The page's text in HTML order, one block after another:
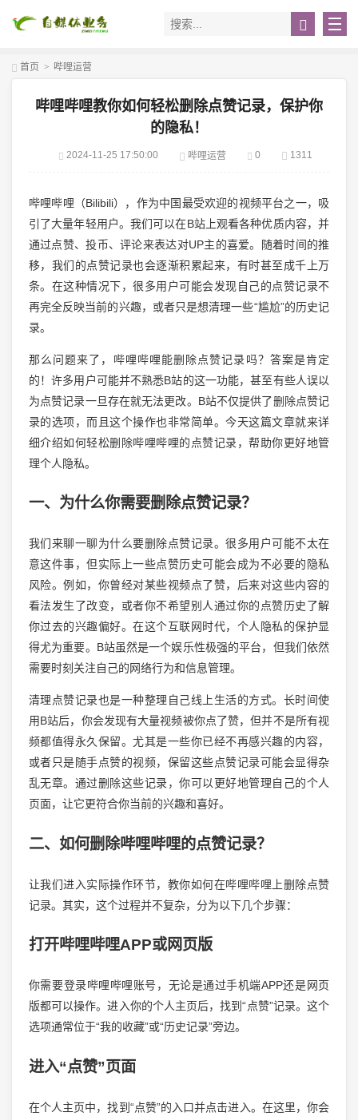
首页 > 哔哩运营
哔哩哔哩教你如何轻松删除点赞记录，保护你
的隐私！
2024-11-25 17:50:00 哔哩运营 0 1311
哔哩哔哩（Bilibili），作为中国最受欢迎的视频平台之一，吸
引了大量年轻用户。我们可以在B站上观看各种优质内容，并
通过点赞、投币、评论来表达对UP主的喜爱。随着时间的推
移，我们的点赞记录也会逐渐积累起来，有时甚至成千上万
条。在这种情况下，很多用户可能会发现自己的点赞记录不
再完全反映当前的兴趣，或者只是想清理一些“尴尬”的历史记
录。
那么问题来了，哔哩哔哩能删除点赞记录吗？答案是肯定
的！许多用户可能并不熟悉B站的这一功能，甚至有些人误以
为点赞记录一旦存在就无法更改。B站不仅提供了删除点赞记
录的选项，而且这个操作也非常简单。今天这篇文章就来详
细介绍如何轻松删除哔哩哔哩的点赞记录，帮助你更好地管
理个人隐私。
一、为什么你需要删除点赞记录？
我们来聊一聊为什么要删除点赞记录。很多用户可能不太在
意这件事，但实际上一些点赞历史可能会成为不必要的隐私
风险。例如，你曾经对某些视频点了赞，后来对这些内容的
看法发生了改变，或者你不希望别人通过你的点赞历史了解
你过去的兴趣偏好。在这个互联网时代，个人隐私的保护显
得尤为重要。B站虽然是一个娱乐性极强的平台，但我们依然
需要时刻关注自己的网络行为和信息管理。
清理点赞记录也是一种整理自己线上生活的方式。长时间使
用B站后，你会发现有大量视频被你点了赞，但并不是所有视
频都值得永久保留。尤其是一些你已经不再感兴趣的内容，
或者只是随手点赞的视频，保留这些点赞记录可能会显得杂
乱无章。通过删除这些记录，你可以更好地管理自己的个人
页面，让它更符合你当前的兴趣和喜好。
二、如何删除哔哩哔哩的点赞记录？
让我们进入实际操作环节，教你如何在哔哩哔哩上删除点赞
记录。其实，这个过程并不复杂，分为以下几个步骤：
打开哔哩哔哩APP或网页版
你需要登录哔哩哔哩账号，无论是通过手机端APP还是网页
版都可以操作。进入你的个人主页后，找到“点赞”记录。这个
选项通常位于“我的收藏”或“历史记录”旁边。
进入“点赞”页面
在个人主页中，找到“点赞”的入口并点击进入。在这里，你会